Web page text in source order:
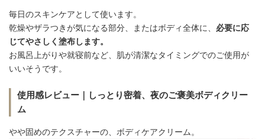
毎日のスキンケアとして使います。
乾燥やザラつきが気になる部分、またはボディ全体に、 必要に応
じてやさしく塗布します。
お風呂上がりや就寝前など、肌が清潔なタイミングでのご使用が
いいそうです。
使用感レビュー｜しっとり密着、夜のご褒美ボディクリー
ム
やや固めのテクスチャーの、ボディケアクリーム。